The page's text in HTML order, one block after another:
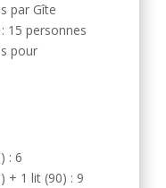
par Gîte
15 personnes
pour
: 6
+ 1 lit (90) : 9